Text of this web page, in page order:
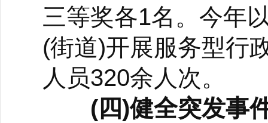
三等奖各1名。今年
(街道)开展服务型行
人员320余人次。
(四)健全突发事